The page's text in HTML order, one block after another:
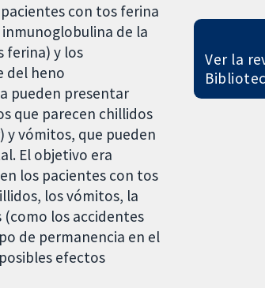
con tos ferina
de la
ferina) y los
del heno
pueden presentar
que parecen chillidos
y vómitos, que pueden
El objetivo era
los pacientes con tos
los vómitos, la
(como los accidentes
de permanencia en el
efectos
Ver la